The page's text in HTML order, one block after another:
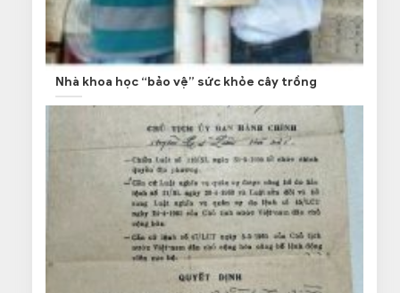
Nhà khoa học “bảo vệ” sức khỏe cây trồng